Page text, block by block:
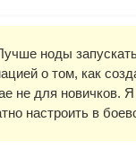
ноды
о том, как
не для
настроить в